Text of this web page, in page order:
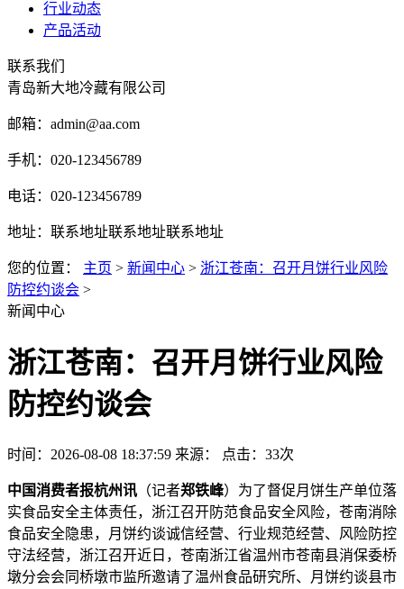
行业动态
产品活动
联系我们
青岛新大地冷藏有限公司
邮箱：admin@aa.com
手机：020-123456789
电话：020-123456789
地址：联系地址联系地址联系地址
您的位置： 主页 > 新闻中心 > 浙江苍南：召开月饼行业风险
防控约谈会 >
新闻中心
浙江苍南：召开月饼行业风险
防控约谈会
时间：2026-08-08 18:37:59 来源： 点击：33次
中国消费者报杭州讯 （记者郑铁峰）为了督促月饼生产单位落
实食品安全主体责任，浙江召开防范食品安全风险，苍南消除
食品安全隐患，月饼约谈诚信经营、行业规范经营、风险防控
守法经营，浙江召开近日，苍南浙江省温州市苍南县消保委桥
墩分会会同桥墩市监所邀请了温州食品研究所、月饼约谈县市